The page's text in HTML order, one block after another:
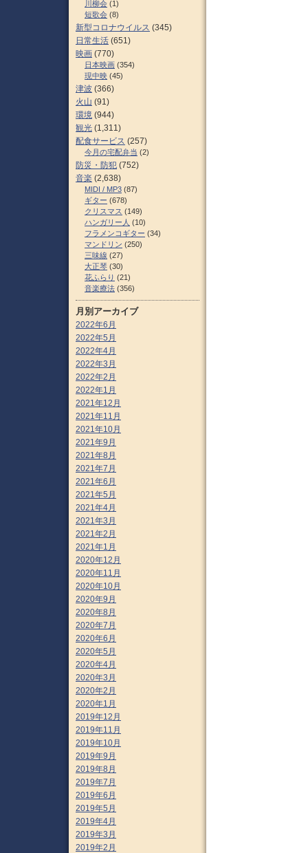
川柳会 (1)
短歌会 (8)
新型コロナウイルス (345)
日常生活 (651)
映画 (770)
日本映画 (354)
現中映 (45)
津波 (366)
火山 (91)
環境 (944)
観光 (1,311)
配食サービス (257)
今月の宅配弁当 (2)
防災・防犯 (752)
音楽 (2,638)
MIDI / MP3 (87)
ギター (678)
クリスマス (149)
ハンガリー人 (10)
フラメンコギター (34)
マンドリン (250)
三味線 (27)
大正琴 (30)
花ふらり (21)
音楽療法 (356)
月別アーカイブ
2022年6月
2022年5月
2022年4月
2022年3月
2022年2月
2022年1月
2021年12月
2021年11月
2021年10月
2021年9月
2021年8月
2021年7月
2021年6月
2021年5月
2021年4月
2021年3月
2021年2月
2021年1月
2020年12月
2020年11月
2020年10月
2020年9月
2020年8月
2020年7月
2020年6月
2020年5月
2020年4月
2020年3月
2020年2月
2020年1月
2019年12月
2019年11月
2019年10月
2019年9月
2019年8月
2019年7月
2019年6月
2019年5月
2019年4月
2019年3月
2019年2月